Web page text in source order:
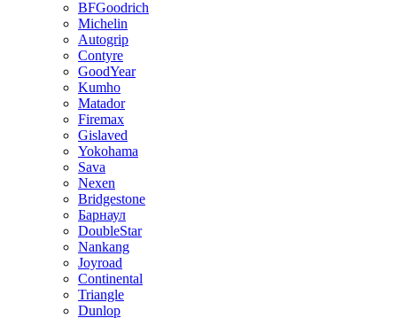
BFGoodrich
Michelin
Autogrip
Contyre
GoodYear
Kumho
Matador
Firemax
Gislaved
Yokohama
Sava
Nexen
Bridgestone
Барнаул
DoubleStar
Nankang
Joyroad
Continental
Triangle
Dunlop